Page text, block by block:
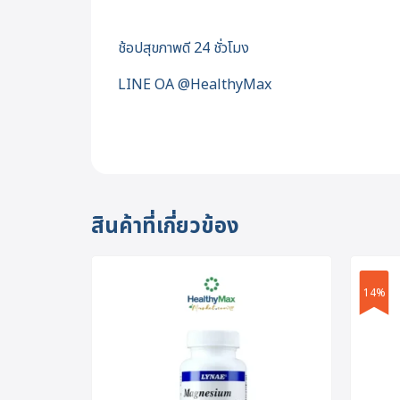
ช้อปสุขภาพดี 24 ชั่วโมง
LINE OA @HealthyMax
สินค้าที่เกี่ยวข้อง
14%